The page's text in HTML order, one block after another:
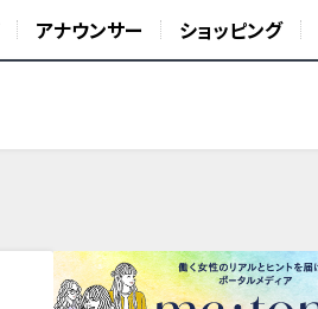
アナウンサー ショッピング